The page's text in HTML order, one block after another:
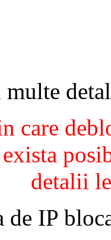
multe
care
detalii
de IP